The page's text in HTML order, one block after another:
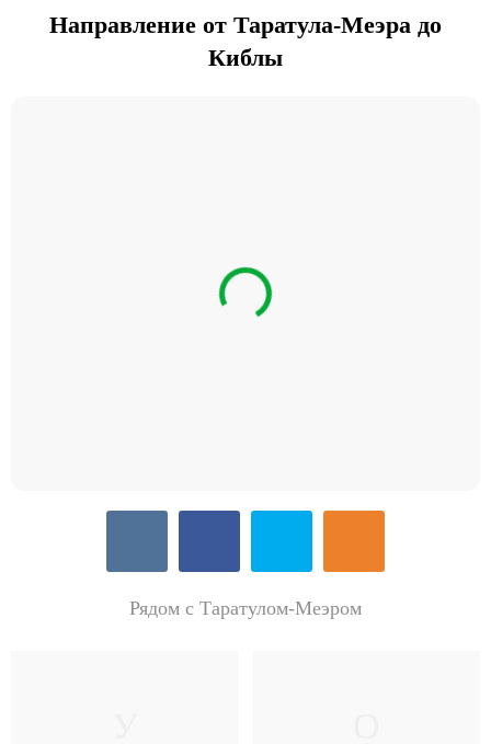
Направление от Таратула-Меэра до
Киблы
Рядом с Таратулом-Меэром